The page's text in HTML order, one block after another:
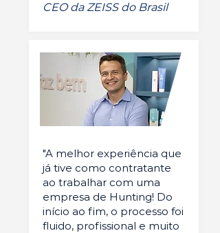
CEO da ZEISS do Brasil
"A melhor experiência que
já tive como contratante
ao trabalhar com uma
empresa de Hunting! Do
início ao fim, o processo foi
fluido, profissional e muito